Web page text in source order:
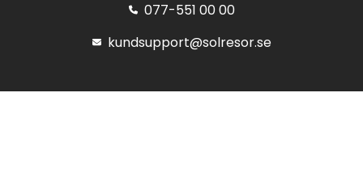
077-551 00 00
kundsupport@solresor.se